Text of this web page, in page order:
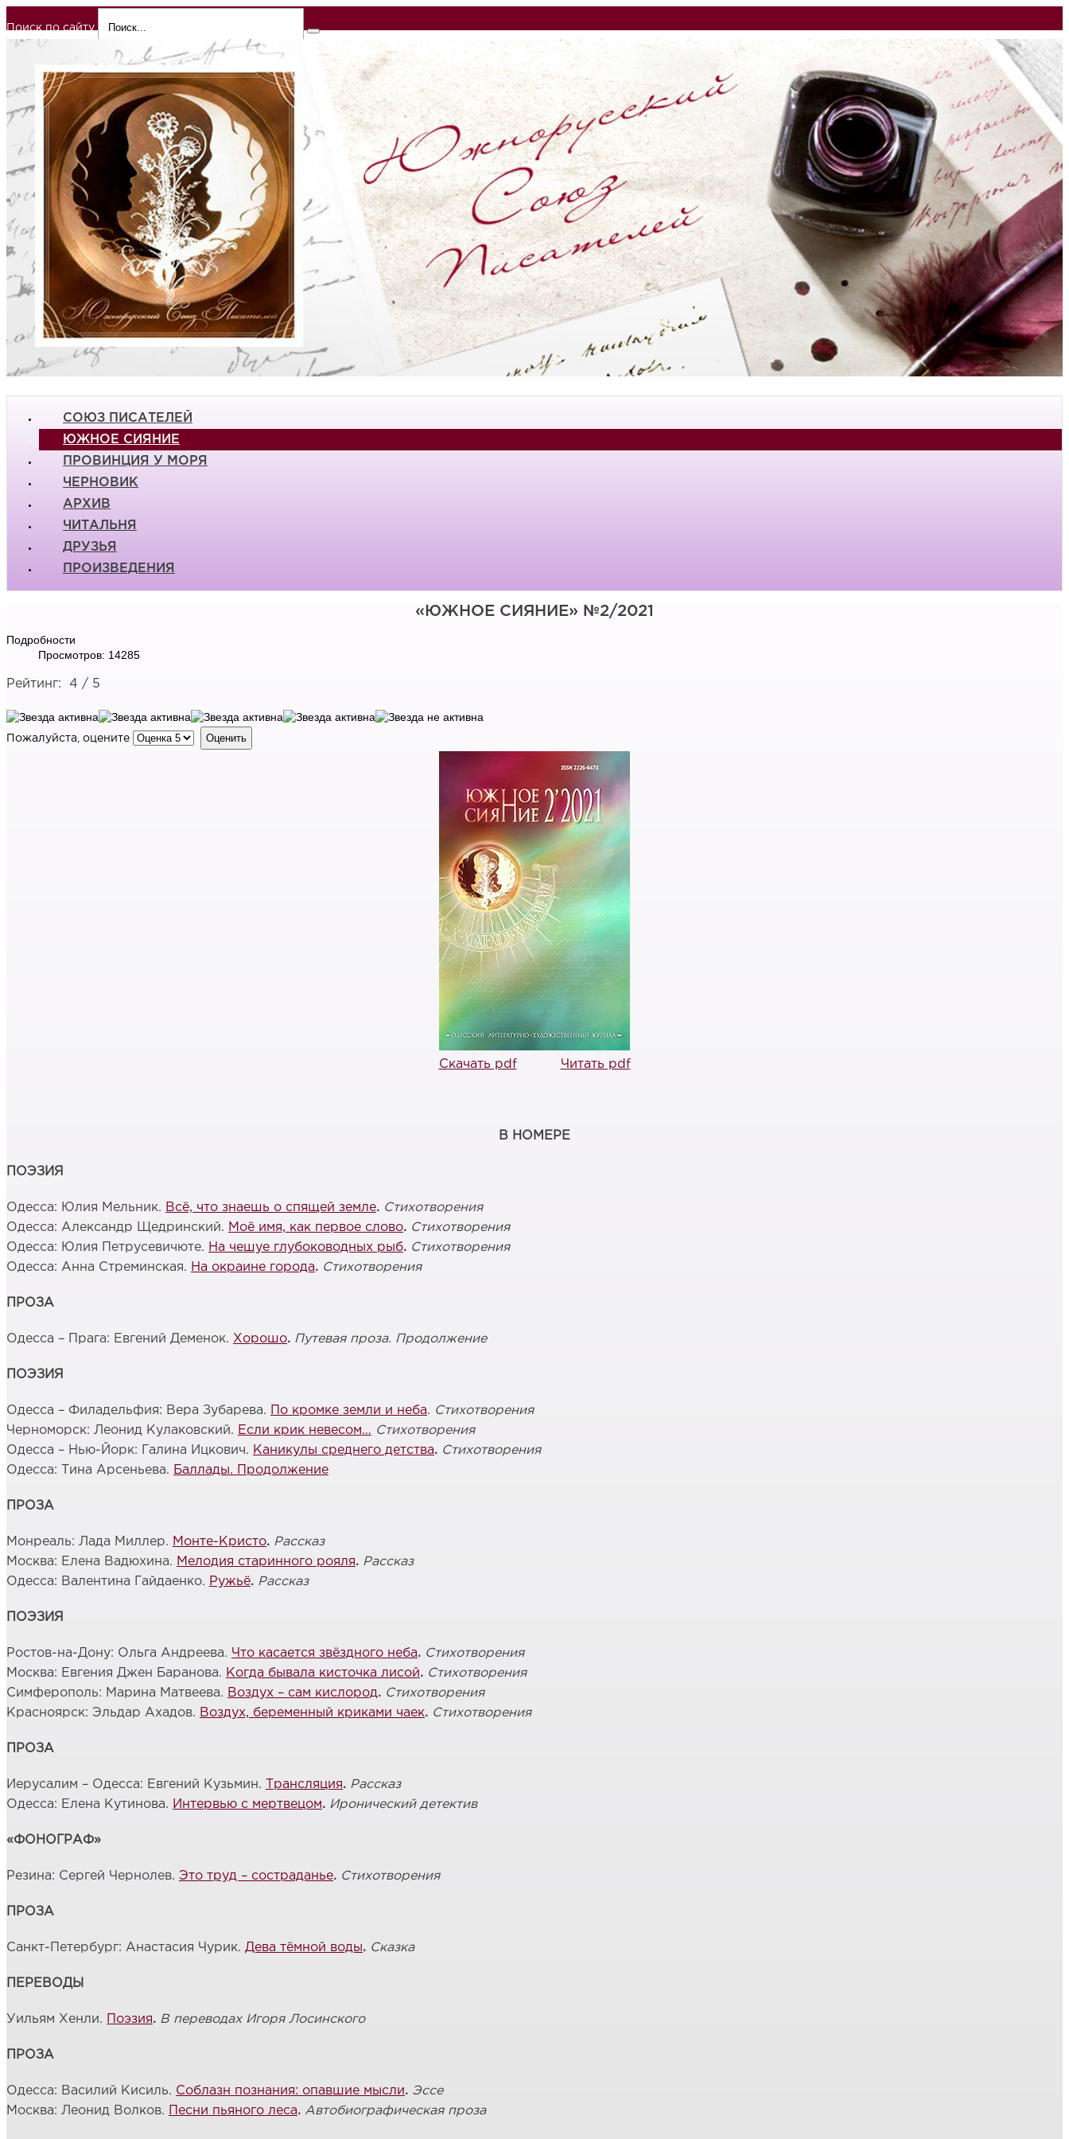
Поиск по сайту
СОЮЗ ПИСАТЕЛЕЙ
ЮЖНОЕ СИЯНИЕ
ПРОВИНЦИЯ У МОРЯ
ЧЕРНОВИК
АРХИВ
ЧИТАЛЬНЯ
ДРУЗЬЯ
ПРОИЗВЕДЕНИЯ
«ЮЖНОЕ СИЯНИЕ» №2/2021
Подробности
Просмотров: 14285
Рейтинг: 4 / 5
Пожалуйста, оцените
Скачать pdf Читать pdf
В НОМЕРЕ
ПОЭЗИЯ
Одесса: Юлия Мельник. Всё, что знаешь о спящей земле. Стихотворения
Одесса: Александр Щедринский. Моё имя, как первое слово. Стихотворения
Одесса: Юлия Петрусевичюте. На чешуе глубоководных рыб. Стихотворения
Одесса: Анна Стреминская. На окраине города. Стихотворения
ПРОЗА
Одесса – Прага: Евгений Деменок. Хорошо. Путевая проза. Продолжение
ПОЭЗИЯ
Одесса – Филадельфия: Вера Зубарева. По кромке земли и неба. Стихотворения
Черноморск: Леонид Кулаковский. Если крик невесом… Стихотворения
Одесса – Нью-Йорк: Галина Ицкович. Каникулы среднего детства. Стихотворения
Одесса: Тина Арсеньева. Баллады. Продолжение
ПРОЗА
Монреаль: Лада Миллер. Монте-Кристо. Рассказ
Москва: Елена Вадюхина. Мелодия старинного рояля. Рассказ
Одесса: Валентина Гайдаенко. Ружьё. Рассказ
ПОЭЗИЯ
Ростов-на-Дону: Ольга Андреева. Что касается звёздного неба. Стихотворения
Москва: Евгения Джен Баранова. Когда бывала кисточка лисой. Стихотворения
Симферополь: Марина Матвеева. Воздух – сам кислород. Стихотворения
Красноярск: Эльдар Ахадов. Воздух, беременный криками чаек. Стихотворения
ПРОЗА
Иерусалим – Одесса: Евгений Кузьмин. Трансляция. Рассказ
Одесса: Елена Кутинова. Интервью с мертвецом. Иронический детектив
«ФОНОГРАФ»
Резина: Сергей Чернолев. Это труд – состраданье. Стихотворения
ПРОЗА
Санкт-Петербург: Анастасия Чурик. Дева тёмной воды. Сказка
ПЕРЕВОДЫ
Уильям Хенли. Поэзия. В переводах Игоря Лосинского
ПРОЗА
Одесса: Василий Кисиль. Соблазн познания: опавшие мысли. Эссе
Москва: Леонид Волков. Песни пьяного леса. Автобиографическая проза